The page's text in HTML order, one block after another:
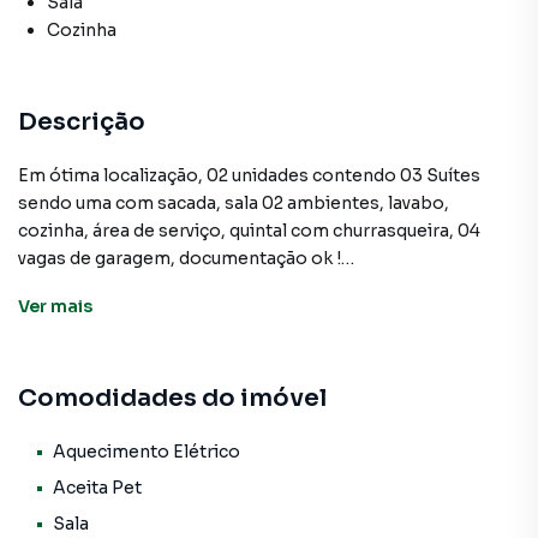
Cozinha
Descrição
Em ótima localização, 02 unidades contendo 03 Suítes
sendo uma com sacada, sala 02 ambientes, lavabo,
cozinha, área de serviço, quintal com churrasqueira, 04
vagas de garagem, documentação ok !
deseja mais informações sobre Sobrado em Osasco?
3681-9000.
Ver mais
Comodidades do imóvel
Aquecimento Elétrico
Aceita Pet
Sala